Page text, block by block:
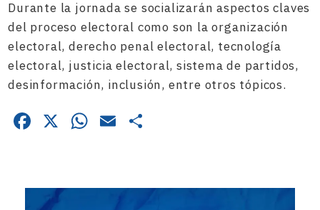
Durante la jornada se socializarán aspectos claves
del proceso electoral como son la organización
electoral, derecho penal electoral, tecnología
electoral, justicia electoral, sistema de partidos,
desinformación, inclusión, entre otros tópicos.
Facebook
X WhatsApp
Email